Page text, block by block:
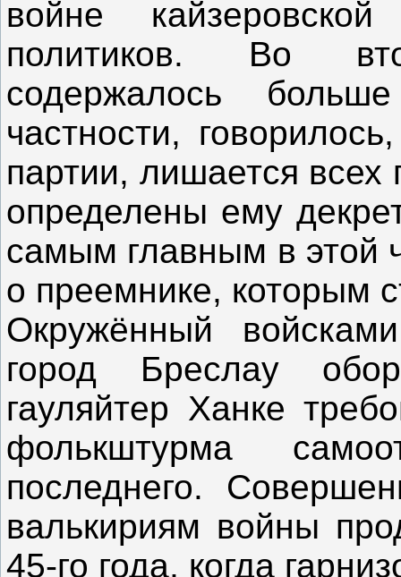
войне
политиков. Во
содержалось
частности,
партии, лишается
определены ему
самым главным в этой
о преемнике, которым
Окружённый
город Бреслау
гауляйтер Ханке
фолькштурма
последнего.
валькириям войны
45-го года, когда